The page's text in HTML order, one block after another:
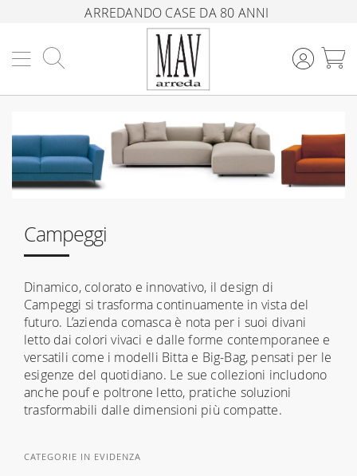
ARREDANDO CASE DA 80 ANNI
Campeggi
Dinamico, colorato e innovativo, il design di
Campeggi si trasforma continuamente in vista del
futuro. L’azienda comasca è nota per i suoi divani
letto dai colori vivaci e dalle forme contemporanee e
versatili come i modelli Bitta e Big-Bag, pensati per le
esigenze del quotidiano. Le sue collezioni includono
anche pouf e poltrone letto, pratiche soluzioni
trasformabili dalle dimensioni più compatte.
CATEGORIE IN EVIDENZA